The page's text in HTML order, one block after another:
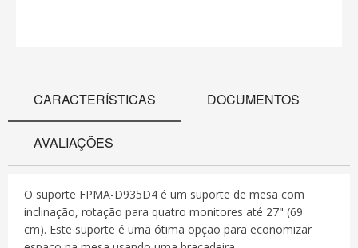
CARACTERÍSTICAS DOCUMENTOS
AVALIAÇÕES
O suporte FPMA-D935D4 é um suporte de mesa com
inclinação, rotação para quatro monitores até 27" (69
cm). Este suporte é uma ótima opção para economizar